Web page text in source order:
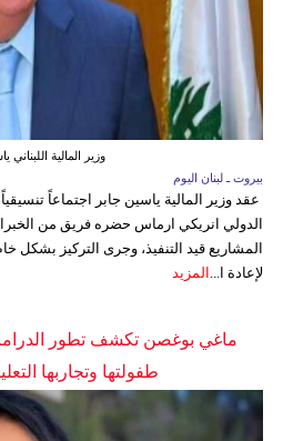
وزير المالية اللبناني
بيروت ـ لبنان اليوم
عقد وزير المالية ياسين جابر اجتماعاً
الدولي انريكي ارماس حضره فريق من
لإعادة ا...
المزيد
ماغي بوغصن تكشف تطور الدراما
طفولتها وتجاربها